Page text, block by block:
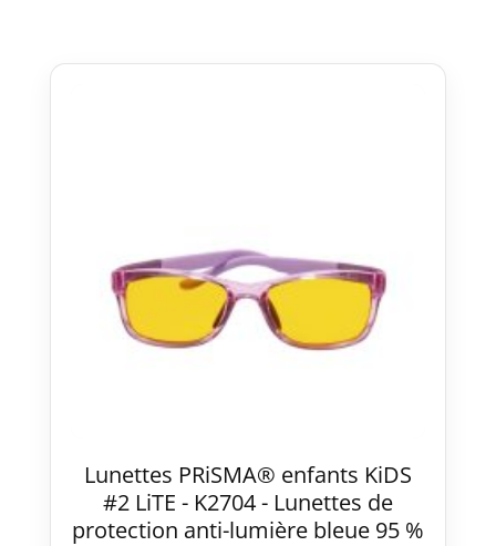
Lunettes PRiSMA® enfants KiDS
#2 LiTE - K2704 - Lunettes de
protection anti-lumière bleue 95 %